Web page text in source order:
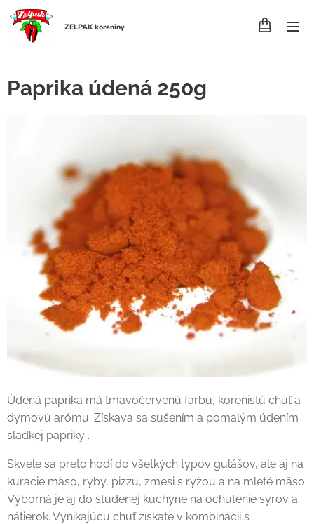
ZELPAK koreniny
Paprika údená 250g
Údená paprika má tmavočervenú farbu, korenistú chuť a
dymovú arómu. Získava sa sušením a pomalým údením
sladkej papriky .
Skvele sa preto hodí do všetkých typov gulášov, ale aj na
kuracie mäso, ryby, pizzu, zmesi s ryžou a na mleté mäso.
Výborná je aj do studenej kuchyne na ochutenie syrov a
nátierok. Vynikajúcu chuť získate v kombinácii s